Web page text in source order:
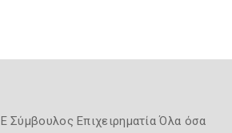
Σύμβουλος Επιχειρηματία Όλα όσα